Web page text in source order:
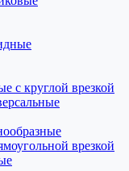
с круглой врезкой
врезкой